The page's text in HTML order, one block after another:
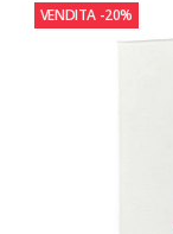
VENDITA -20%